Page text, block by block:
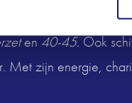
de meest veelzijdige
en40-45.Ook
Met zijn energie,